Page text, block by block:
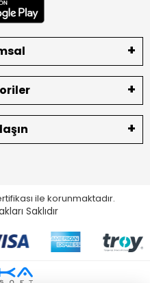
ile korunmaktadır.
Saklıdır